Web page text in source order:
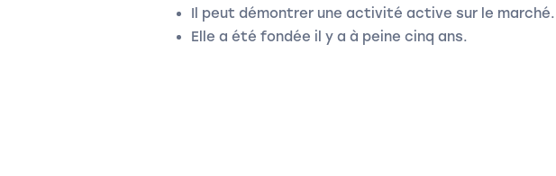
Il peut démontrer une activité active sur le marché.
Elle a été fondée il y a à peine cinq ans.